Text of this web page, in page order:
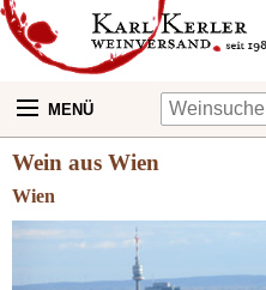
MENÜ
Wein aus Wien
Wien